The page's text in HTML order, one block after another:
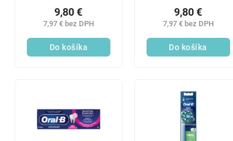
7,97 € bez DPH
9,80 €
Do košíka
7,97 € bez DPH
9,80 €
Do košíka